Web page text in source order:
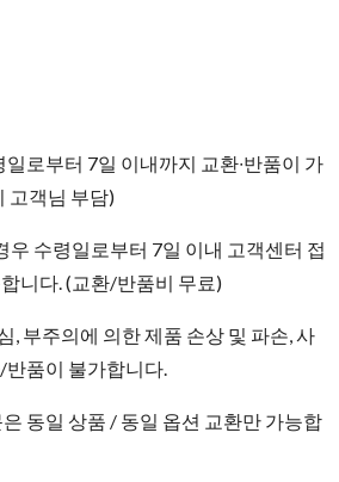
로부터 7일 이내까지 교환∙반품이 가
고객님 부담)
우 수령일로부터 7일 이내 고객센터 접
니다. (교환/반품비 무료)
, 부주의에 의한 제품 손상 및 파손, 사
반품이 불가합니다.
동일 상품 / 동일 옵션 교환만 가능합